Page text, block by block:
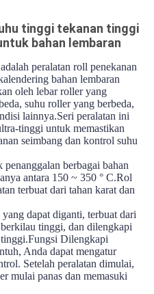
tinggi tekanan tinggi
bahan lembaran
peralatan roll penekanan
bahan lembaran
oleh lebar roller yang
suhu roller yang berbeda,
lainnya.Seri peralatan ini
tinggi untuk memastikan
seimbang dan kontrol suhu
berbagai bahan
antara 150 ~ 350 ° C.Rol
terbuat dari tahan karat dan
dapat diganti, terbuat dari
tinggi, dan dilengkapi
Dilengkapi
Anda dapat mengatur
Setelah peralatan dimulai,
mulai panas dan memasuki